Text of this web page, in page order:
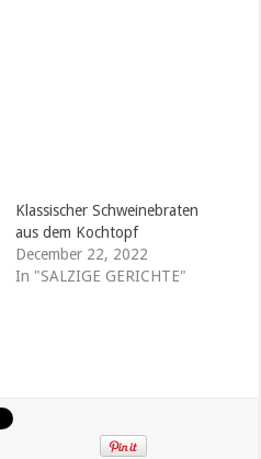
Klassischer Schweinebraten
aus dem Kochtopf
December 22, 2022
In "SALZIGE GERICHTE"